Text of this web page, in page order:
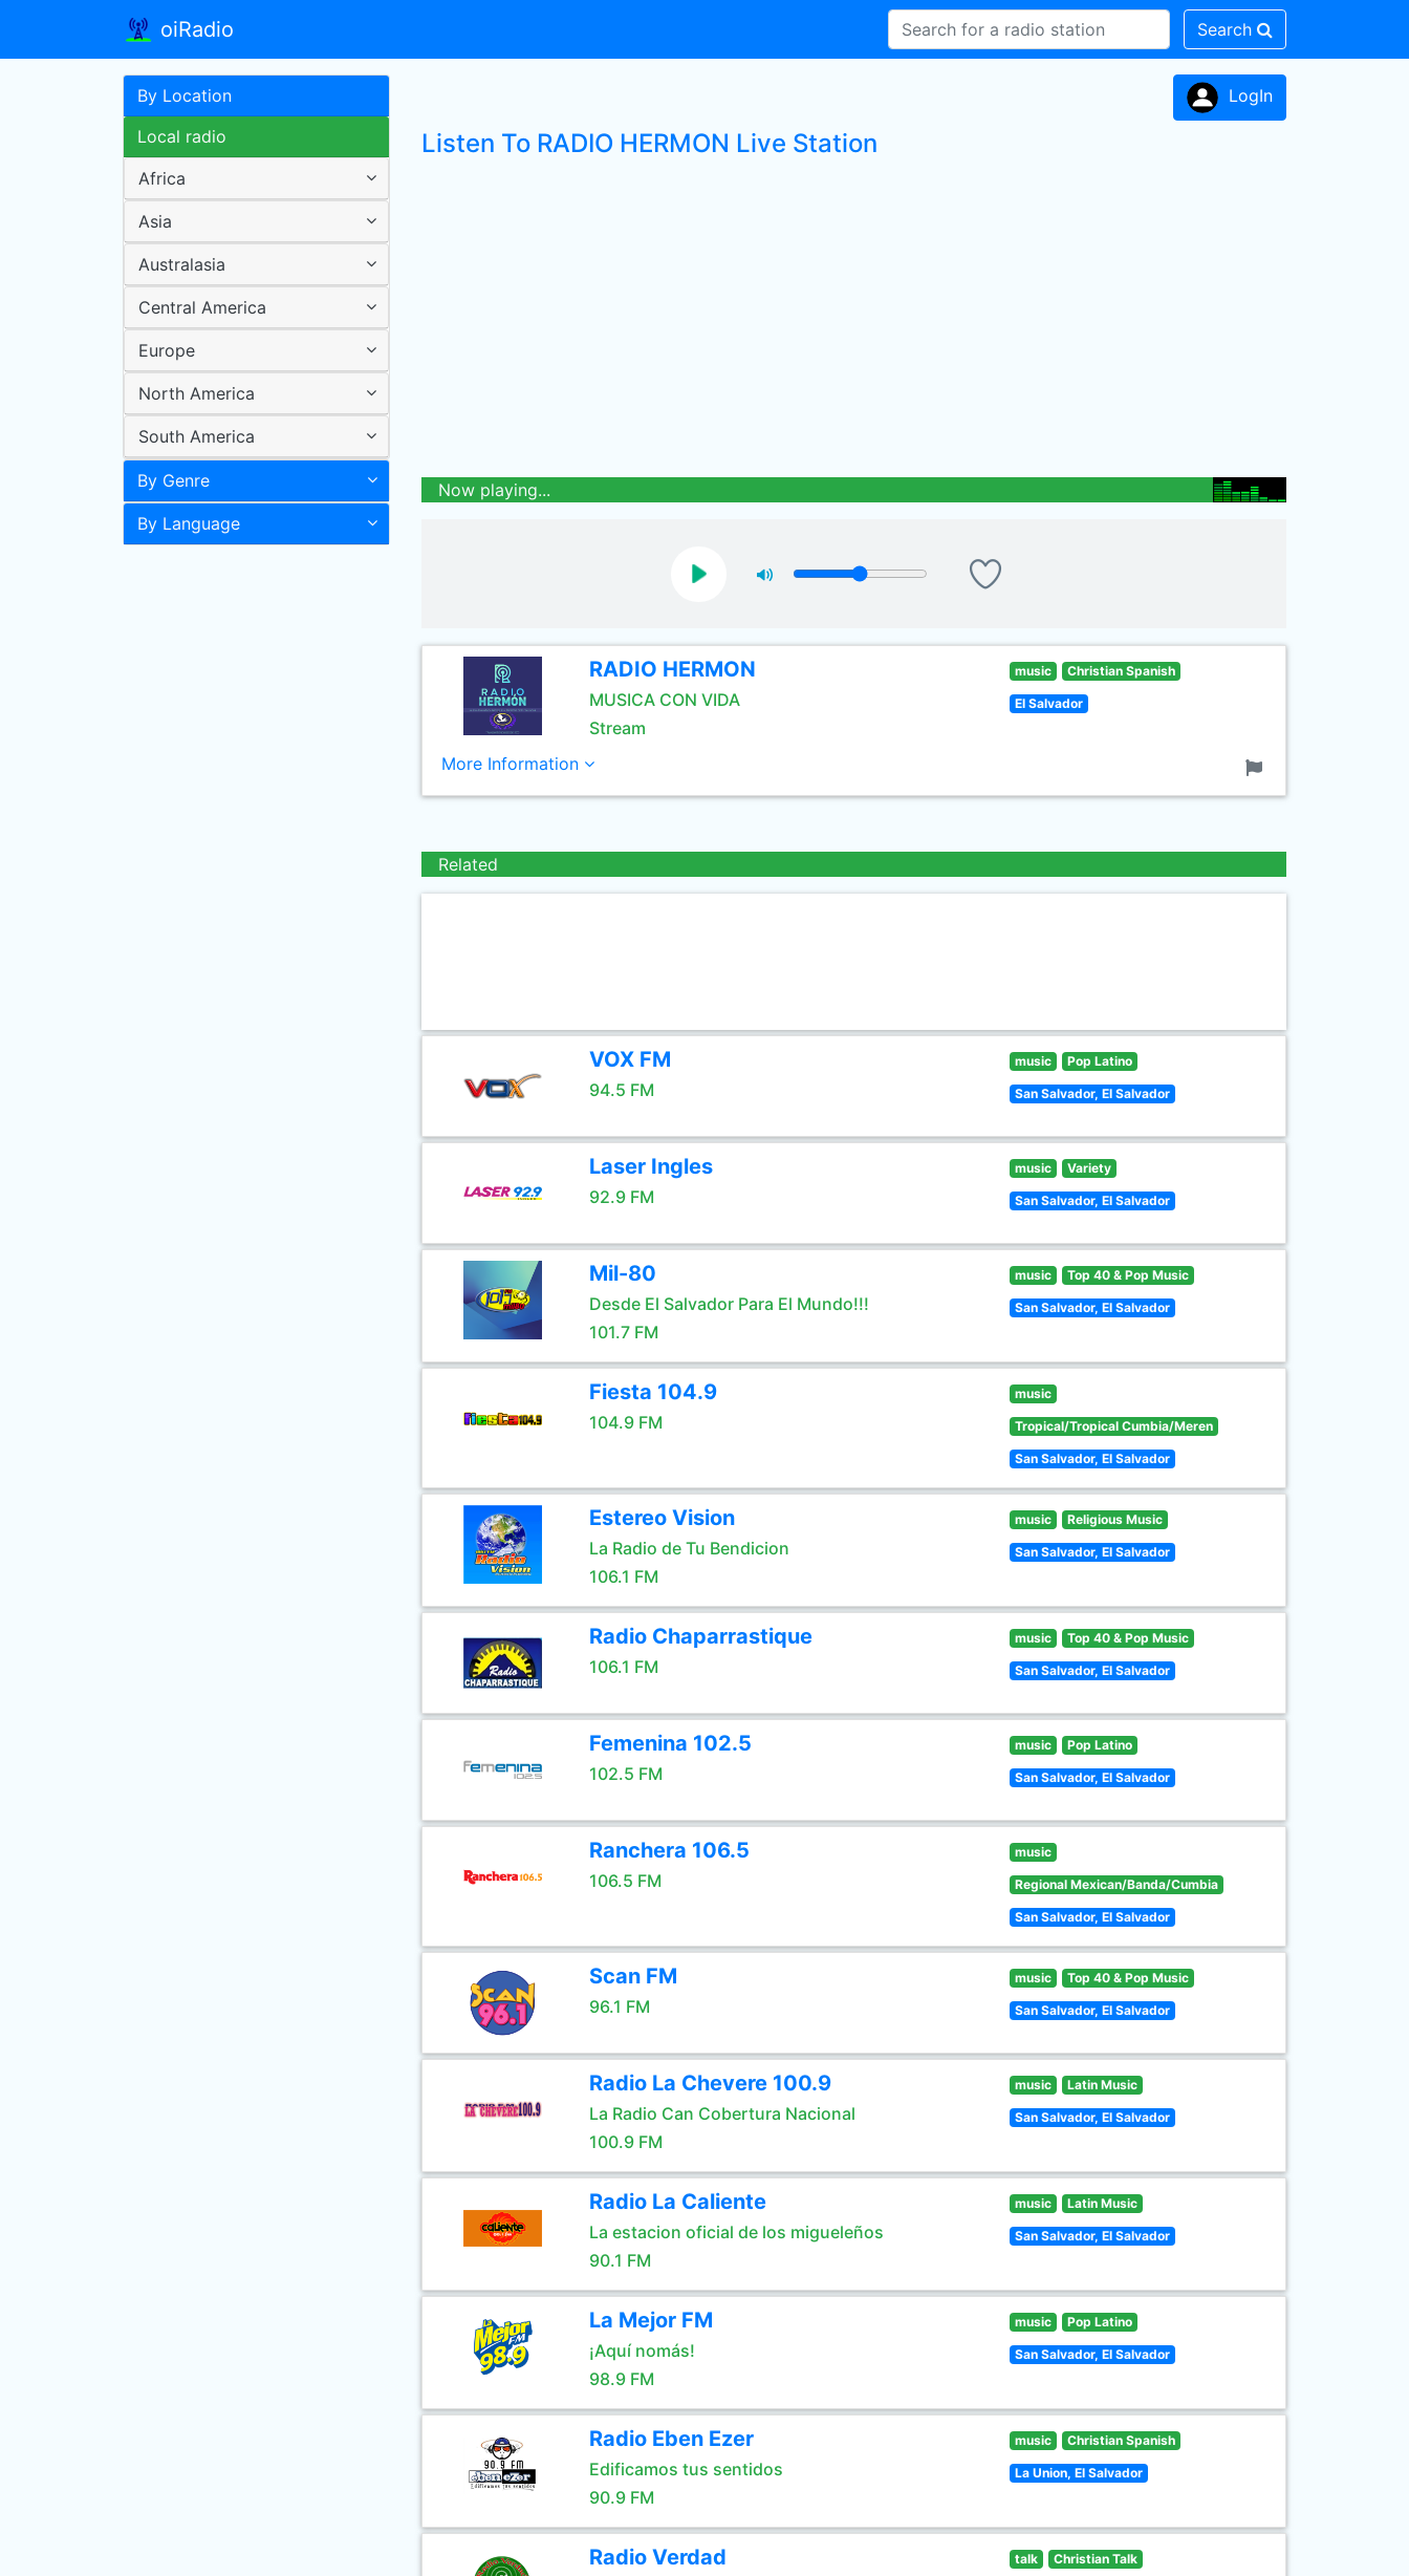
oiRadio Search
By Location
Local radio
Africa
Asia
Australasia
Central America
Europe
North America
South America
By Genre
By Language
LogIn
Listen To RADIO HERMON Live Station
Now playing...
RADIO HERMON
MUSICA CON VIDA
Stream
music Christian Spanish
El Salvador
More Information
Related
VOX FM
94.5 FM
music Pop Latino
San Salvador, El Salvador
Laser Ingles
92.9 FM
music Variety
San Salvador, El Salvador
Mil-80
Desde El Salvador Para El Mundo!!!
101.7 FM
music Top 40 & Pop Music
San Salvador, El Salvador
Fiesta 104.9
104.9 FM
music
Tropical/Tropical Cumbia/Meren
San Salvador, El Salvador
Estereo Vision
La Radio de Tu Bendicion
106.1 FM
music Religious Music
San Salvador, El Salvador
Radio Chaparrastique
106.1 FM
music Top 40 & Pop Music
San Salvador, El Salvador
Femenina 102.5
102.5 FM
music Pop Latino
San Salvador, El Salvador
Ranchera 106.5
106.5 FM
music
Regional Mexican/Banda/Cumbia
San Salvador, El Salvador
Scan FM
96.1 FM
music Top 40 & Pop Music
San Salvador, El Salvador
Radio La Chevere 100.9
La Radio Can Cobertura Nacional
100.9 FM
music Latin Music
San Salvador, El Salvador
Radio La Caliente
La estacion oficial de los migueleños
90.1 FM
music Latin Music
San Salvador, El Salvador
La Mejor FM
¡Aquí nomás!
98.9 FM
music Pop Latino
San Salvador, El Salvador
Radio Eben Ezer
Edificamos tus sentidos
90.9 FM
music Christian Spanish
La Union, El Salvador
Radio Verdad talk Christian Talk